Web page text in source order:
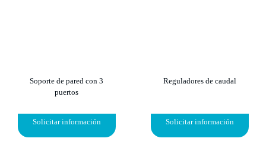
Soporte de pared con 3
puertos
Solicitar información
Reguladores de caudal
Solicitar información